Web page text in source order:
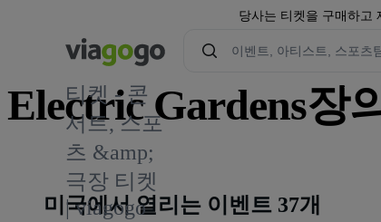
당사는 티켓을 구매하고
티켓 - 콘
서트, 스포
츠 &amp;
극장 티켓
| viagogo
Electric Gardens장
1
미국에서 열리는 이벤트 37개